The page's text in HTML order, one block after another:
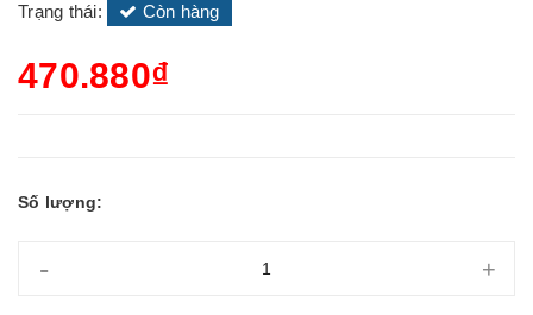
Trạng thái: Còn hàng
470.880₫
Số lượng:
- +